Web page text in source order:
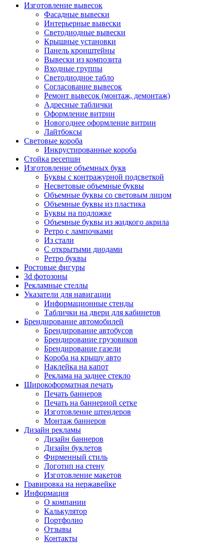
Изготовление вывесок
Фасадные вывески
Интерьерные вывески
Светодиодные вывески
Крышные установки
Панель кронштейны
Вывески из композита
Входные группы
Светодиодное табло
Согласование вывесок
Ремонт вывесок (монтаж, демонтаж)
Адресные таблички
Оформление витрин
Новогоднее оформление витрин
Лайтбоксы
Световые короба
Инкрустированные короба
Стойка ресепшн
Изготовление объемных букв
Буквы с контражурной подсветкой
Несветовые объемные буквы
Объемные буквы со световым лицом
Объемные буквы из пластика
Буквы на подложке
Объемные буквы из жидкого акрила
Ретро с лампочками
Из стали
С открытыми диодами
Ретро буквы
Ростовые фигуры
3d фотозоны
Рекламные стеллы
Указатели для навигации
Информационные стенды
Таблички на двери для кабинетов
Брендирование автомобилей
Брендирование автобусов
Брендирование грузовиков
Брендирование газели
Короба на крышу авто
Наклейка на капот
Реклама на заднее стекло
Широкоформатная печать
Печать баннеров
Печать на баннерной сетке
Изготовление штендеров
Монтаж баннеров
Дизайн рекламы
Дизайн баннеров
Дизайн буклетов
Фирменный стиль
Логотип на стену
Изготовление макетов
Гравировка на нержавейке
Информация
О компании
Калькулятор
Портфолио
Отзывы
Контакты